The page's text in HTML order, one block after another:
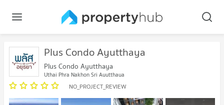
Plus Condo Ayutthaya
Plus Condo Ayutthaya
Uthai Phra Nakhon Sri Ayutthaya
NO_PROJECT_REVIEW